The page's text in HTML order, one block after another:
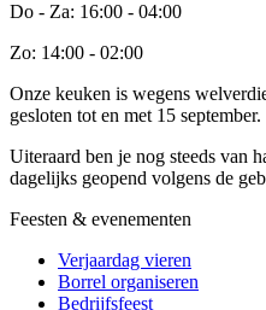
Do - Za: 16:00 - 04:00
Zo: 14:00 - 02:00
Onze keuken is wegens
gesloten tot en met 15 september.
Uiteraard ben je nog steeds van
dagelijks geopend volgens de
Feesten & evenementen
Verjaardag vieren
Borrel organiseren
Bedrijfsfeest